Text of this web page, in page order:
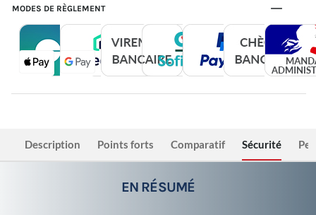
MODES DE RÈGLEMENT
Description Points forts Comparatif Sécurité
EN RÉSUMÉ